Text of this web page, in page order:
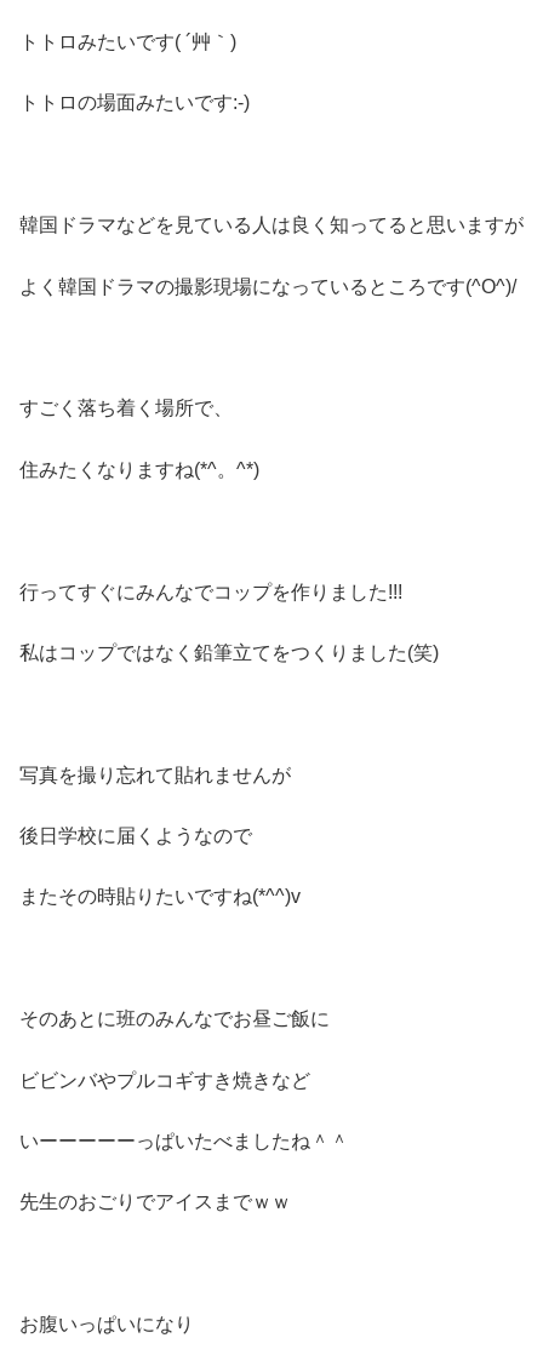
トトロみたいです( ´艸｀)
トトロの場面みたいです:-)
韓国ドラマなどを見ている人は良く知ってると思いますが
よく韓国ドラマの撮影現場になっているところです(^O^)/
すごく落ち着く場所で、
住みたくなりますね(*^。^*)
行ってすぐにみんなでコップを作りました!!!
私はコップではなく鉛筆立てをつくりました(笑)
写真を撮り忘れて貼れませんが
後日学校に届くようなので
またその時貼りたいですね(*^^)v
そのあとに班のみんなでお昼ご飯に
ビビンバやプルコギすき焼きなど
いーーーーーっぱいたべましたね＾＾
先生のおごりでアイスまでｗｗ
お腹いっぱいになり